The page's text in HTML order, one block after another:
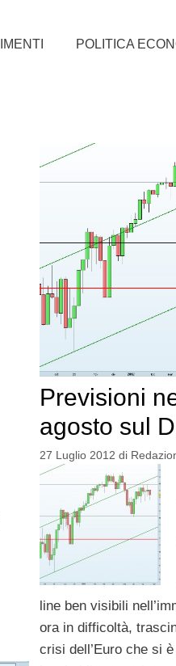
POLITICA
Previsioni
agosto sul
27 Luglio 2012 di
line ben visibili
ora in difficoltà,
crisi dell’Euro che si